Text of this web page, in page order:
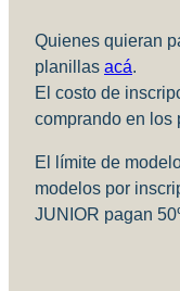
Quienes quieran
planillas acá.
El costo de
comprando en los
El límite de
modelos por
JUNIOR pagan